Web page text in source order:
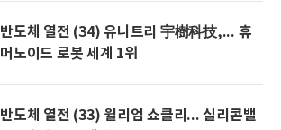
반도체 열전 (34) 유니트리 宇樹科技,... 휴
머노이드 로봇 세계 1위
반도체 열전 (33) 윌리엄 쇼클리... 실리콘밸